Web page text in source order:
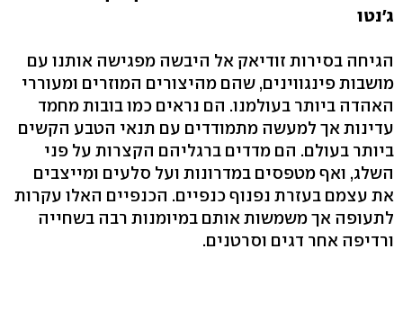
ג'נטו
הגיחה בסירות זודיאק אל היבשה מפגישה אותנו עם
מושבות פינגווינים, שהם מהיצורים המוזרים ומעוררי
האהדה ביותר בעולמנו. הם נראים כמו בובות מחמד
עדינות אך למעשה מתמודדים עם תנאי הטבע הקשים
ביותר בעולם. הם מדדים ברגליהם הקצרות על פני
השלג, ואף מטפסים במדרונות ועל סלעים ומייצבים
את עצמם בעזרת נפנוף כנפיים. הכנפיים האלו עקרות
לתעופה אך משמשות אותם במיומנות רבה בשחייה
ורדיפה אחר דגים וסרטנים.